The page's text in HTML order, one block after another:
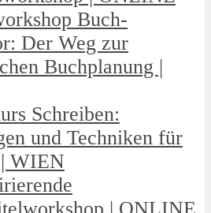
Buch-
Der Weg zur
Buchplanung |
Schreiben:
und Techniken für
WIEN